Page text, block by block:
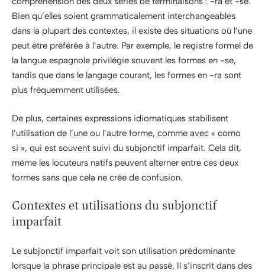
Bien qu’elles soient grammaticalement interchangeables
dans la plupart des contextes, il existe des situations où l’une
peut être préférée à l’autre. Par exemple, le registre formel de
la langue espagnole privilégie souvent les formes en -se,
tandis que dans le langage courant, les formes en -ra sont
plus fréquemment utilisées.
De plus, certaines expressions idiomatiques stabilisent
l’utilisation de l’une ou l’autre forme, comme avec « como
si », qui est souvent suivi du subjonctif imparfait. Cela dit,
même les locuteurs natifs peuvent alterner entre ces deux
formes sans que cela ne crée de confusion.
Contextes et utilisations du subjonctif
imparfait
Le subjonctif imparfait voit son utilisation prédominante
lorsque la phrase principale est au passé. Il s’inscrit dans des